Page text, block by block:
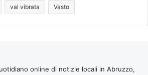
val vibrata Vasto
online di notizie locali in Abruzzo,